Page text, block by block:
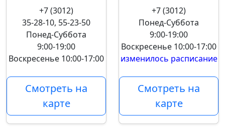
+7 (3012)
35-28-10, 55-23-50
Понед-Суббота
9:00-19:00
Воскресенье 10:00-17:00
Смотреть на
карте
+7 (3012)
Понед-Суббота
9:00-19:00
Воскресенье 10:00-17:00
изменилось расписание
Смотреть на
карте